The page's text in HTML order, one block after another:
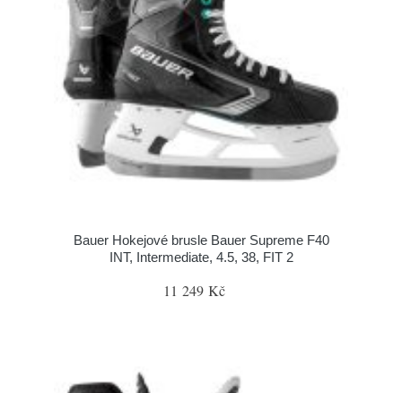
Bauer Hokejové brusle Bauer Supreme F40
INT, Intermediate, 4.5, 38, FIT 2
11 249 Kč